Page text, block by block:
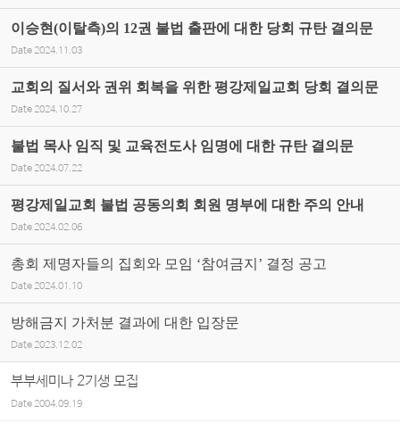
이승현(이탈측)의 12권 불법 출판에 대한 당회 규탄 결의문
Date 2024.11.03
교회의 질서와 권위 회복을 위한 평강제일교회 당회 결의문
Date 2024.10.27
불법 목사 임직 및 교육전도사 임명에 대한 규탄 결의문
Date 2024.07.22
평강제일교회 불법 공동의회 회원 명부에 대한 주의 안내
Date 2024.02.06
총회 제명자들의 집회와 모임 ‘참여금지’ 결정 공고
Date 2024.01.10
방해금지 가처분 결과에 대한 입장문
Date 2023.12.02
부부세미나 2기생 모집
Date2004.09.19